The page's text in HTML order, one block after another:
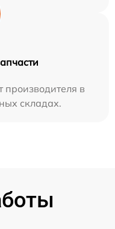
производителя в
складах.